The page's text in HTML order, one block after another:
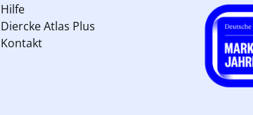
Hilfe
Diercke Atlas Plus
Kontakt